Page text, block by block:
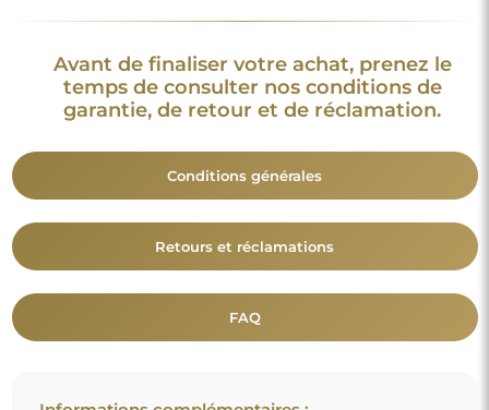
Avant de finaliser votre achat, prenez le
temps de consulter nos conditions de
garantie, de retour et de réclamation.
Conditions générales
Retours et réclamations
FAQ